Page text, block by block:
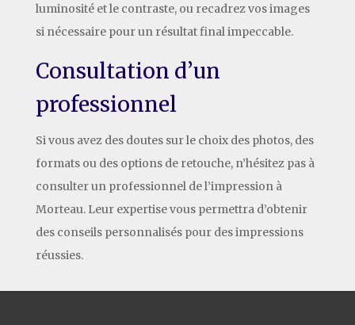
luminosité et le contraste, ou recadrez vos images
si nécessaire pour un résultat final impeccable.
Consultation d’un
professionnel
Si vous avez des doutes sur le choix des photos, des
formats ou des options de retouche, n’hésitez pas à
consulter un professionnel de l’impression à
Morteau. Leur expertise vous permettra d’obtenir
des conseils personnalisés pour des impressions
réussies.